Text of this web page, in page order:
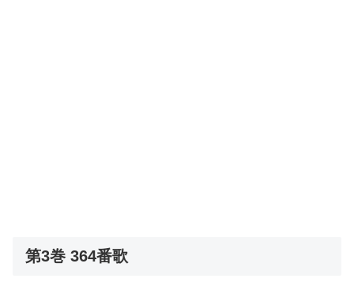
第3巻 364番歌